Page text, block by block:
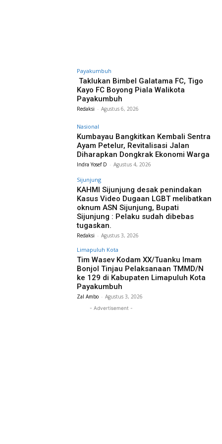
Payakumbuh
Taklukan Bimbel Galatama FC, Tigo
Kayo FC Boyong Piala Walikota
Payakumbuh
Redaksi - Agustus 6, 2026
Nasional
Kumbayau Bangkitkan Kembali Sentra
Ayam Petelur, Revitalisasi Jalan
Diharapkan Dongkrak Ekonomi Warga
Indra Yosef D - Agustus 4, 2026
Sijunjung
KAHMI Sijunjung desak penindakan
Kasus Video Dugaan LGBT melibatkan
oknum ASN Sijunjung, Bupati
Sijunjung : Pelaku sudah dibebas
tugaskan.
Redaksi - Agustus 3, 2026
Limapuluh Kota
Tim Wasev Kodam XX/Tuanku Imam
Bonjol Tinjau Pelaksanaan TMMD/N
ke 129 di Kabupaten Limapuluh Kota
Payakumbuh
Zal Ambo - Agustus 3, 2026
- Advertisement -